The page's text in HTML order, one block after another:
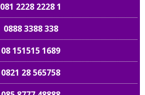
081 2228 2228 1
0888 3388 338
08 151515 1689
0821 28 565758